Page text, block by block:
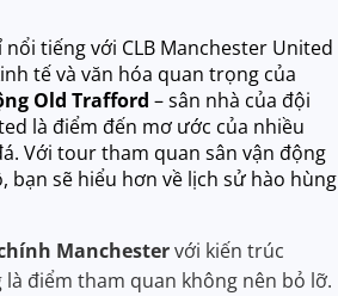
tiếng với CLB Manchester United
tế và văn hóa quan trọng của
Old Trafford – sân nhà của đội
là điểm đến mơ ước của nhiều
Với tour tham quan sân vận động
bạn sẽ hiểu hơn về lịch sử hào hùng
Manchestervới kiến trúc
điểm tham quan không nên bỏ lỡ.